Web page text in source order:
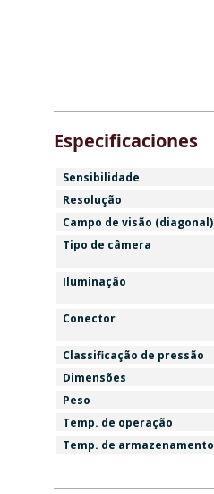
Especificaciones
Sensibilidade
Resolução
Campo de visão (diagonal)
Tipo de câmera
Iluminação
Conector
Classificação de pressão
Dimensões
Peso
Temp. de operação
Temp. de armazenamento